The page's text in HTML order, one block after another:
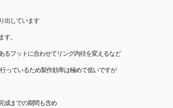
出しています
。
るフットに合わせてリング内径を変えるなど
っているため製作効率は極めて低いですが
成までの期間も含め